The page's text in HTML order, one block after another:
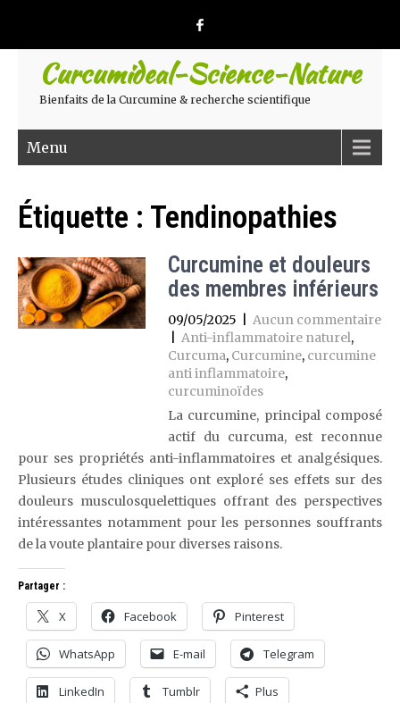
Curcumideal-Science-Nature
Bienfaits de la Curcumine & recherche scientifique
Menu
Étiquette : Tendinopathies
Curcumine et douleurs
des membres inférieurs
09/05/2025
Aucun commentaire
Anti-inflammatoire naturel,
Curcuma, Curcumine, curcumine
anti inflammatoire,
curcuminoïdes
La curcumine, principal composé
actif du curcuma, est reconnue
pour ses propriétés anti-inflammatoires et analgésiques.
Plusieurs études cliniques ont exploré ses effets sur des
douleurs musculosquelettiques offrant des perspectives
intéressantes notamment pour les personnes souffrants
de la voute plantaire pour diverses raisons.
Partager :
X Facebook Pinterest
WhatsApp E-mail Telegram
LinkedIn Tumblr Plus